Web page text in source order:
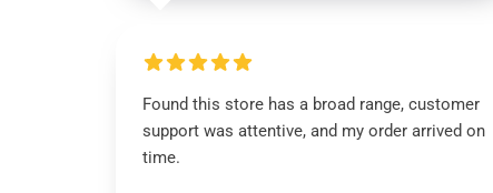
Found this store has a broad range, customer
support was attentive, and my order arrived on
time.